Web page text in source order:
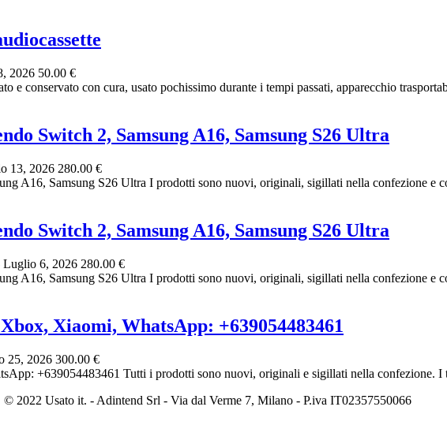
2026 50.00 €
e conservato con cura, usato pochissimo durante i tempi passati, apparecchio
Switch 2, Samsung A16, Samsung S26 Ultra
13, 2026 280.00 €
A16, Samsung S26 Ultra I prodotti sono nuovi, originali, sigillati nella confezione e
Switch 2, Samsung A16, Samsung S26 Ultra
Luglio 6, 2026 280.00 €
A16, Samsung S26 Ultra I prodotti sono nuovi, originali, sigillati nella confezione e
Xiaomi, WhatsApp: +639054483461
25, 2026 300.00 €
+639054483461 Tutti i prodotti sono nuovi, originali e sigillati nella confezione. I
© 2022 Usato it. - Adintend Srl - Via dal Verme 7, Milano - P.iva IT02357550066